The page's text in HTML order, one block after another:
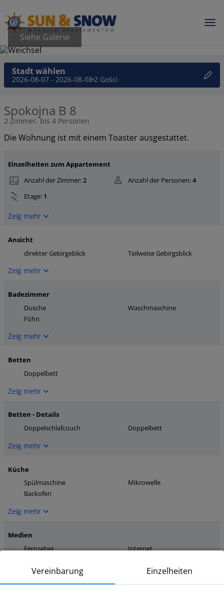
Siehe Galerie
Stadt wählen
2026-08-07 - 2026-08-082 Gości
Spokojna B 8
2 Zimmer, bis 4 Personen
Die Wohnung ist mit einem Toaster ausgestattet.
Einzelheiten zum Appartement
Anzahl der Zimmer:2 Anzahl der Personen:4
Etage: 1
Zeig mehr
Ansicht
direkter Gebirgeblick
Teilweise Gebirgsblick
Zeig mehr
Badezimmer
Dusche
Waschmaschine
Föhn
Zeig mehr
Betten
Doppelbett
Zeig mehr
Betten - Details
Doppelschlafcouch
Doppelbett
Zeig mehr
Küche
Spülmaschine
Mikrowelle
Backofen
Zeig mehr
Medien
Fernseher
Internet
Zeig mehrVereinbarung Einzelheiten